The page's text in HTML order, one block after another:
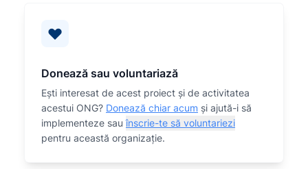
Donează sau voluntariază
Eşti interesat de acest proiect și de activitatea
acestui ONG? Donează chiar acum și ajută-i să
implementeze sauînscrie-te să voluntariezi
pentru această organizaţie.